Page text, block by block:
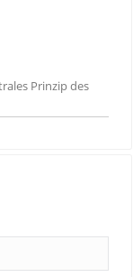
Prinzip des